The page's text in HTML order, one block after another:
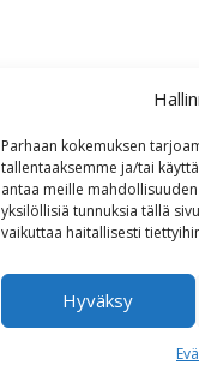
Parhaan kokemuksen
tallentaaksemme ja/tai
antaa meille
yksilöllisiä tunnuksia tällä
vaikuttaa haitallisesti
Hyväksy